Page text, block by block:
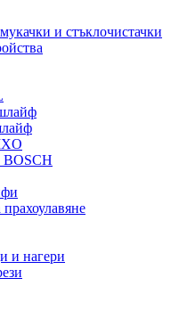
и стъклочистачки
BOSCH
и нагери